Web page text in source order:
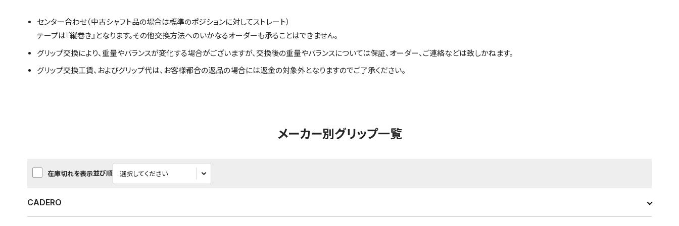
センター合わせ（中古シャフト品の場合は標準のポジションに対してストレート）
テープは『縦巻き』となります。その他交換方法へのいかなるオーダーも承ることはできません。
グリップ交換により、重量やバランスが変化する場合がございますが、交換後の重量やバランスについては保証、オーダー、ご連絡などは致しかねます。
グリップ交換工賃、およびグリップ代は、お客様都合の返品の場合には返金の対象外となりますのでご了承ください。
メーカー別グリップ一覧
在庫切れを表示並び順
CADERO